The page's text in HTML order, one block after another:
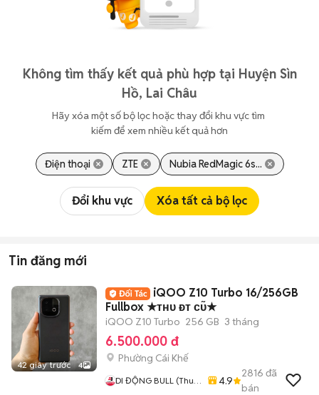
Không tìm thấy kết quả phù hợp tại Huyện Sìn
Hồ, Lai Châu
Hãy xóa một số bộ lọc hoặc thay đổi khu vực tìm
kiếm để xem nhiều kết quả hơn
Điện thoại ZTE Nubia RedMagic 6s...
Đổi khu vực Xóa tất cả bộ lọc
Tin đăng mới
42 giây trước 4
iQOO Z10 Turbo 16/256GB
Fullbox ★ᴛʜᴜ ᴆᴛ ᴄᴜ̃★
iQOO Z10 Turbo 256 GB 3 tháng
6.500.000 đ
Phường Cái Khế
DI ĐỘNG BULL (Thu
4.9
2816 đã
bán